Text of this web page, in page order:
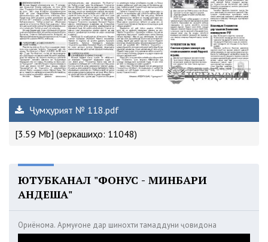
Ҷумҳурият № 118.pdf
[3.59 Mb] (зеркашиҳо: 11048)
ЮТУБКАНАЛ "ФОНУС - МИНБАРИ
АНДЕША"
Ориёнома. Армуғоне дар шинохти тамаддуни ҷовидона